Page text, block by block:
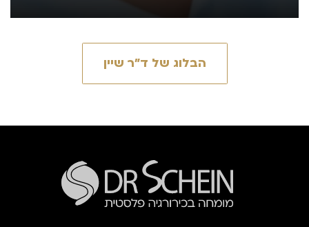
הבלוג של ד״ר שיין